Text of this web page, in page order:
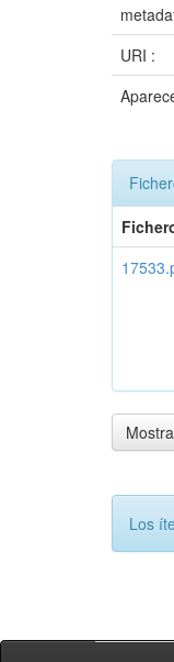
URI :
Los